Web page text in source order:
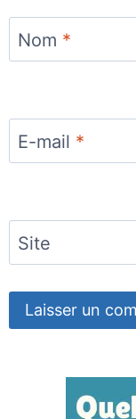
Nom *
E-mail *
Site